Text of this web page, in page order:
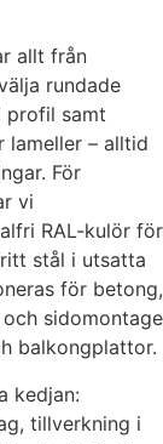
allt från
rundade
profil samt
lameller – alltid
För
vi
RAL-kulör för
stål i utsatta
för betong,
sidomontage
balkongplattor.
kedjan:
tillverkning i